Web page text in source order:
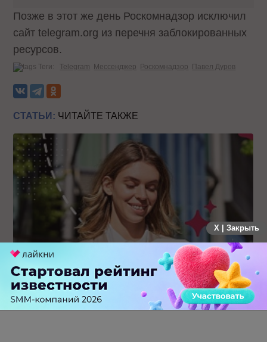
Позже в этот же день Роскомнадзор исключил
сайт telegram.org из перечня заблокированных
ресурсов.
Теги: Telegram Мессенджер Роскомнадзор Павел Дуров
СТАТЬИ: ЧИТАЙТЕ ТАКЖЕ
Каким брендам действительно нужны mobile push-
коммуникации, а для кого это – лишняя трата ресурсов
X | Закрыть